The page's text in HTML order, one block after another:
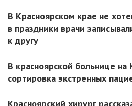
В Красноярском крае не
в праздники врачи
к другу
В красноярской больнице на
сортировка экстренных
Красноярский хирург